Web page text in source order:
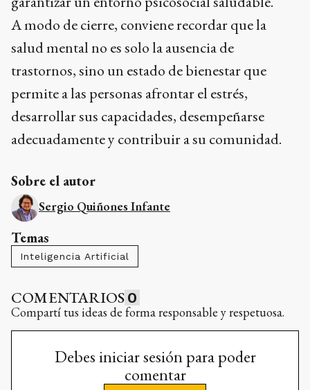
A modo de cierre, conviene recordar que la
salud mental no es solo la ausencia de
trastornos, sino un estado de bienestar que
permite a las personas afrontar el estrés,
desarrollar sus capacidades, desempeñarse
adecuadamente y contribuir a su comunidad.
Sobre el autor
Sergio Quiñones Infante
Temas
Inteligencia Artificial
COMENTARIOS 0
Compartí tus ideas de forma responsable y respetuosa.
Debes iniciar sesión para poder
comentar